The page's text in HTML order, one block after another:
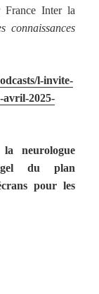
France Inter la
connaissances
l-invite-
avril-2025-
neurologue
gel du plan
pour les